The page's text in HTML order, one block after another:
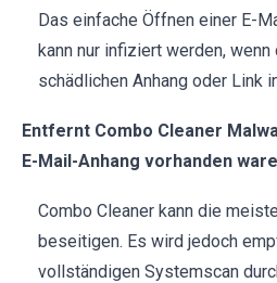
Das einfache Öffnen einer E-
kann nur infiziert werden,
schädlichen Anhang oder Link
Entfernt Combo Cleaner
E-Mail-Anhang vorhanden
Combo Cleaner kann die
beseitigen. Es wird jedoch
vollständigen Systemscan